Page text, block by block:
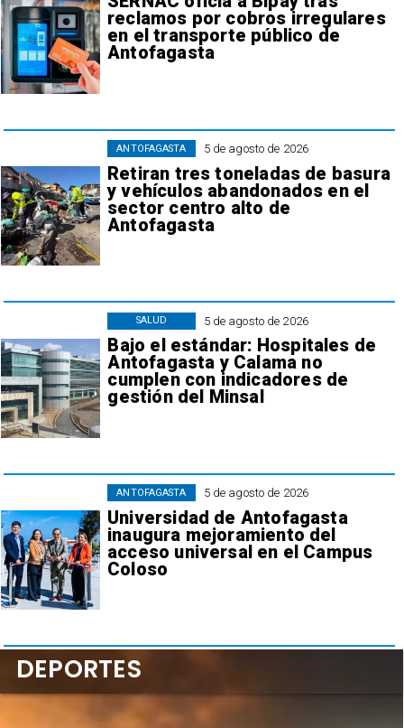
reclamos por cobros irregulares
en el transporte público de
Antofagasta
5 de agosto de 2026
Retiran tres toneladas de basura
y vehículos abandonados en el
sector centro alto de
Antofagasta
ANTOFAGASTA
5 de agosto de 2026
Bajo el estándar: Hospitales de
Antofagasta y Calama no
cumplen con indicadores de
gestión del Minsal
SALUD
5 de agosto de 2026
Universidad de Antofagasta
inaugura mejoramiento del
acceso universal en el Campus
Coloso
ANTOFAGASTA
DEPORTES